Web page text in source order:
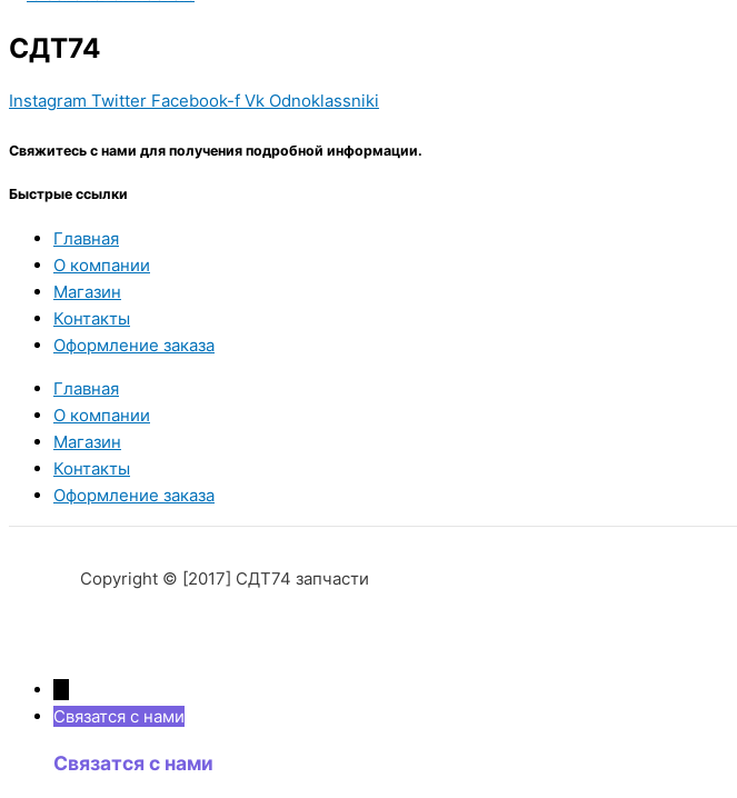
СДТ74
Instagram Twitter Facebook-f Vk Odnoklassniki
Свяжитесь с нами для получения подробной информации.
Быстрые ссылки
Главная
О компании
Магазин
Контакты
Оформление заказа
Главная
О компании
Магазин
Контакты
Оформление заказа
Copyright © [2017] СДТ74 запчасти
Связатся с нами
Связатся с нами